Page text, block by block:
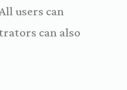
users can
can also